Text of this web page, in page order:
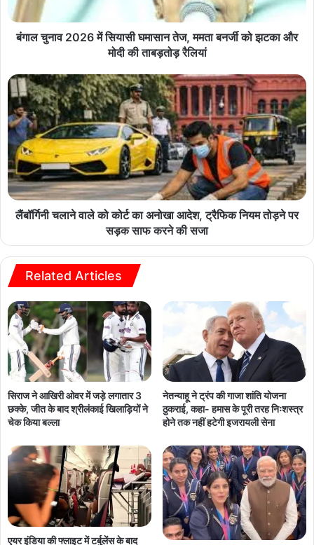
बंगाल चुनाव 2026 में सियासी घमासान तेज, ममता बनर्जी को झटका और
मोदी की ताबड़तोड़ रैलियां
लैंबॉर्गिनी चलाने वाले को कोर्ट का अनोखा आदेश, ट्रैफिक नियम तोड़ने पर
सड़क साफ करने की सजा
Related Articles
सिराज ने आखिरी ओवर में जड़े लगातार 3
छक्के, जीत के बाद श्रीलंकाई खिलाड़ियों ने
चेक किया बल्ला
नेतन्याहू ने ट्रंप की गाजा शांति योजना
ठुकराई, कहा- हमास के पूरी तरह निःशस्त्र
होने तक नहीं हटेगी इजरायली सेना
एयर इंडिया की फ्लाइट में टर्बुलेंस के बाद